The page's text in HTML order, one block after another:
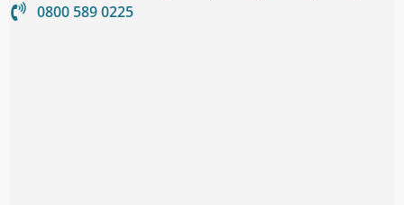
0800 589 0225